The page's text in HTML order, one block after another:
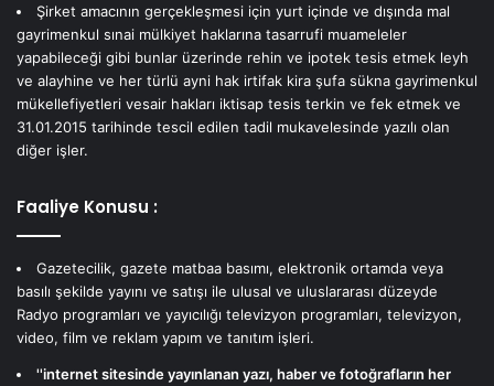
Şirket amacının gerçekleşmesi için yurt içinde ve dışında mal
gayrimenkul sınai mülkiyet haklarına tasarrufi muameleler
yapabileceği gibi bunlar üzerinde rehin ve ipotek tesis etmek leyh
ve alayhine ve her türlü ayni hak irtifak kira şufa sükna gayrimenkul
mükellefiyetleri vesair hakları iktisap tesis terkin ve fek etmek ve
31.01.2015 tarihinde tescil edilen tadil mukavelesinde yazılı olan
diğer işler.
Faaliye Konusu :
Gazetecilik, gazete matbaa basımı, elektronik ortamda veya
basılı şekilde yayını ve satışı ile ulusal ve uluslararası düzeyde
Radyo programları ve yayıcılığı televizyon programları, televizyon,
video, film ve reklam yapım ve tanıtım işleri.
''internet sitesinde yayınlanan yazı, haber ve fotoğrafların her